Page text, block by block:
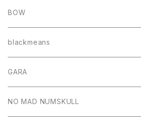
BOW
blackmeans
GARA
NO MAD NUMSKULL